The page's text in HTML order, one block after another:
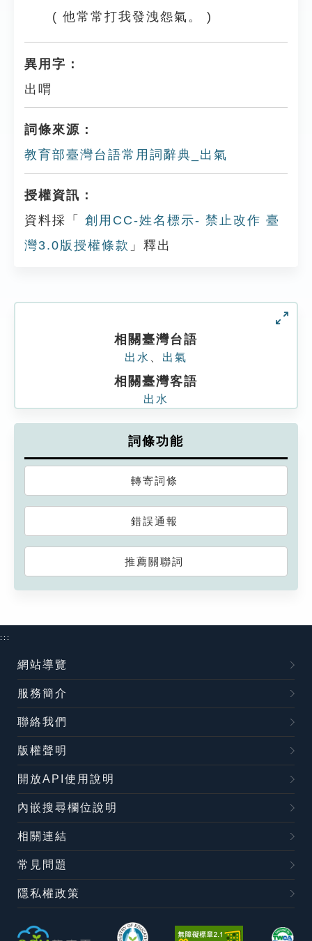
( 他常常打我發洩怨氣。 )
異用字：
出喟
詞條來源：
教育部臺灣台語常用詞辭典_出氣
授權資訊：
資料採「
創用CC-姓名標示- 禁止改作 臺
灣3.0版授權條款 」釋出
相關臺灣台語
出水 出氣
相關臺灣客語
出水
詞條功能
轉寄詞條
錯誤通報
推薦關聯詞
:::
網站導覽
服務簡介
聯絡我們
版權聲明
開放API使用說明
內嵌搜尋欄位說明
相關連結
常見問題
隱私權政策